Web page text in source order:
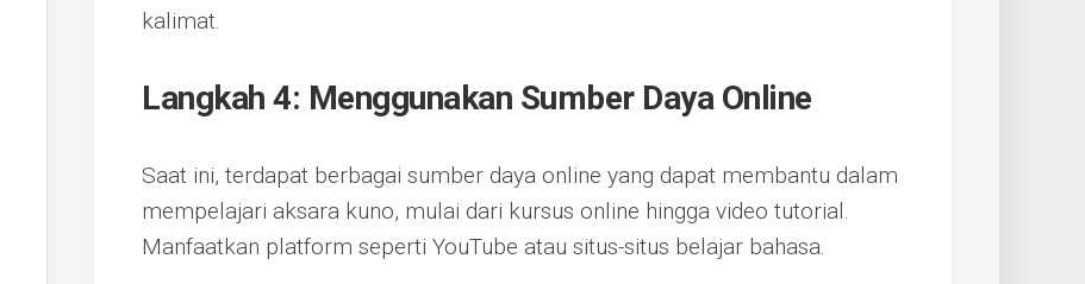
kalimat.
Langkah 4: Menggunakan Sumber Daya Online
Saat ini, terdapat berbagai sumber daya online yang dapat membantu dalam
mempelajari aksara kuno, mulai dari kursus online hingga video tutorial.
Manfaatkan platform seperti YouTube atau situs-situs belajar bahasa.